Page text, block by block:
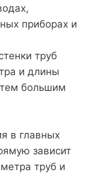
приборах и
труб
и длины
большим
в главных
зависит
труб и